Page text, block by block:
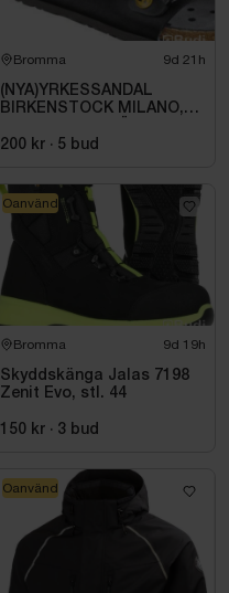
Bromma 9d 21h
(NYA)YRKESSANDAL
BIRKENSTOCK MILANO,
SVART. STL 42
200 kr · 5 bud
Bromma 9d 19h
Skyddskänga Jalas 7198
Zenit Evo, stl. 44
150 kr · 3 bud
Oanvänd
Oanvänd